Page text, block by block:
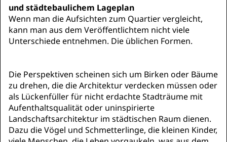
und städtebaulichem Lageplan
Wenn man die Aufsichten zum Quartier vergleicht,
kann man aus dem Veröffentlichtem nicht viele
Unterschiede entnehmen. Die üblichen Formen.
Die Perspektiven scheinen sich um Birken oder Bäume
zu drehen, die die Architektur verdecken müssen oder
als Lückenfüller für nicht erdachte Stadträume mit
Aufenthaltsqualität oder uninspirierte
Landschaftsarchitektur im städtischen Raum dienen.
Dazu die Vögel und Schmetterlinge, die kleinen Kinder,